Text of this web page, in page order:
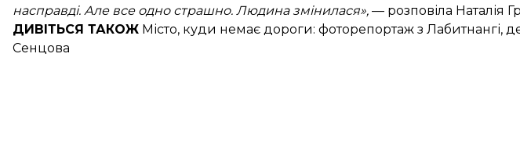
насправді. Але все одно страшно. Людина змінилася», — розповіла Наталія
ДИВІТЬСЯ ТАКОЖ Місто, куди немає дороги: фоторепортаж з Лабитнангі,
Сенцова